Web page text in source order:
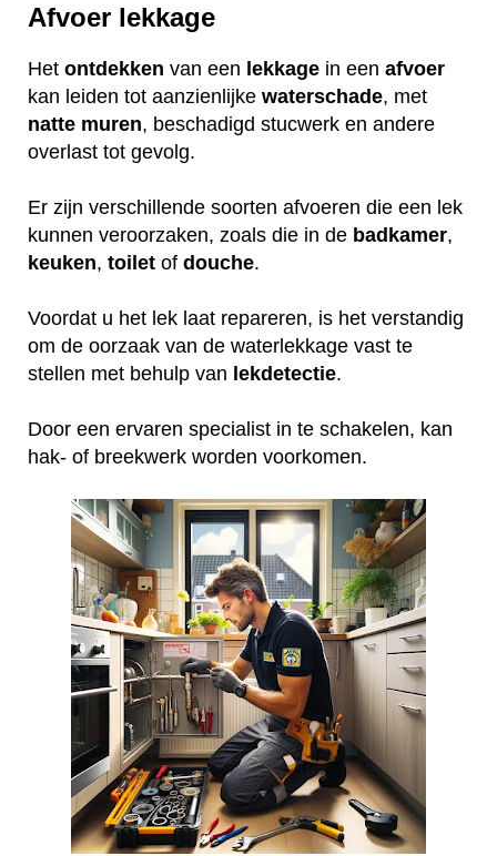
Afvoer lekkage
Het ontdekken van een lekkage in een afvoer
kan leiden tot aanzienlijke waterschade, met
natte muren, beschadigd stucwerk en andere
overlast tot gevolg.
Er zijn verschillende soorten afvoeren die een lek
kunnen veroorzaken, zoals die in de badkamer,
keuken, toilet of douche.
Voordat u het lek laat repareren, is het verstandig
om de oorzaak van de waterlekkage vast te
stellen met behulp van lekdetectie.
Door een ervaren specialist in te schakelen, kan
hak- of breekwerk worden voorkomen.